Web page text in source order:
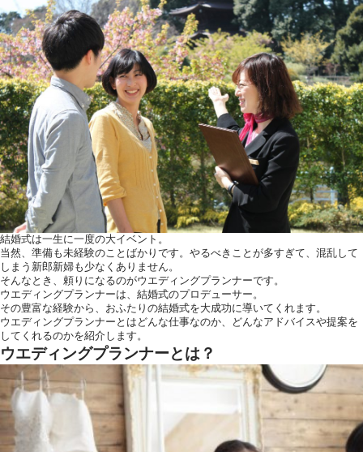
ドレス・和装 プ
ウエディングレポート ブラ
アクセス
ご列席の皆様へ 結
トピックス 結
お問い合わせ・
資料請求
ご成約者様へ
ご不明な点やご相
お気軽にお問い合せ
結婚式は一生に一度の大イベント。
当然、準備も未経験のことばかりです。やるべきことが多すぎて、混乱して
しまう新郎新婦も少なくありません。
そんなとき、頼りになるのがウエディングプランナーです。
ウエディングプランナーは、結婚式のプロデューサー。
その豊富な経験から、おふたりの結婚式を大成功に導いてくれます。
ウエディングプランナーとはどんな仕事なのか、どんなアドバイスや提案を
してくれるのかを紹介します。
ウエディングプランナーとは？